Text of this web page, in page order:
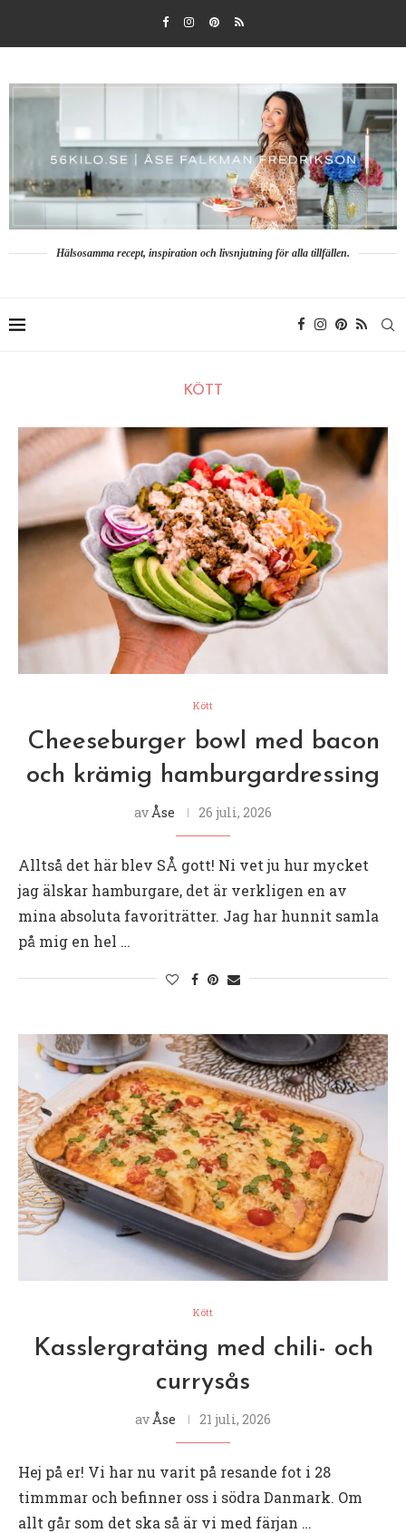
Hälsosamma recept, inspiration och livsnjutning för alla tillfällen.
KÖTT
Kött
Cheeseburger bowl med bacon
och krämig hamburgardressing
av Åse 26 juli, 2026
Alltså det här blev SÅ gott! Ni vet ju hur mycket
jag älskar hamburgare, det är verkligen en av
mina absoluta favoriträtter. Jag har hunnit samla
på mig en hel …
Kött
Kasslergratäng med chili- och
currysås
av Åse 21 juli, 2026
Hej på er! Vi har nu varit på resande fot i 28
timmmar och befinner oss i södra Danmark. Om
allt går som det ska så är vi med färjan …